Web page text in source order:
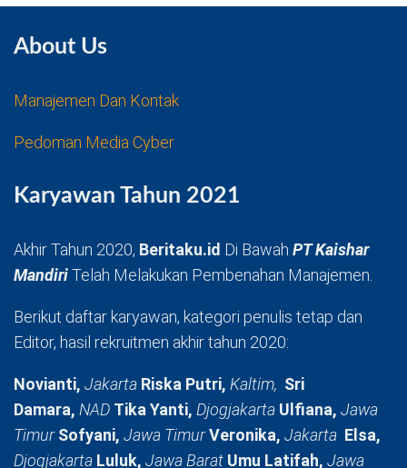
About Us
Manajemen Dan Kontak
Pedoman Media Cyber
Karyawan Tahun 2021
Akhir Tahun 2020, Beritaku.id Di Bawah PT Kaishar
MandiriTelah Melakukan Pembenahan Manajemen.
Berikut daftar karyawan, kategori penulis tetap dan
Editor, hasil rekruitmen akhir tahun 2020:
Novianti, Jakarta Riska Putri, Kaltim, Sri
Damara, NAD Tika Yanti, Djogjakarta Ulfiana, Jawa
TimurSofyani, Jawa TimurVeronika, Jakarta Elsa,
Djogjakarta Luluk, Jawa Barat Umu Latifah, Jawa